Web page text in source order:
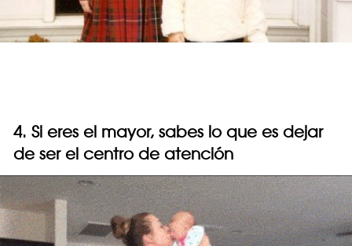
4. Si eres el mayor, sabes lo que es dejar
de ser el centro de atención